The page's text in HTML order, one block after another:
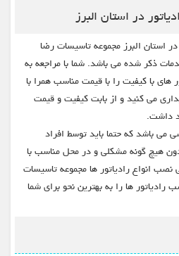
در استان البرز
استان البرز مجموعه تاسیسات رضا
ذکر شده می باشد. شما با مراجعه به
های با کیفیت را با قیمت مناسب همرا با
می کنید و از بابت کیفیت و قیمت
داشت.
می باشد که حتما باید توسط افراد
هیچ گونه مشکلی و در محل مناسب با
انواع رادیاتور ها مجموعه تاسیسات
ها را به بهترین نحو برای شما